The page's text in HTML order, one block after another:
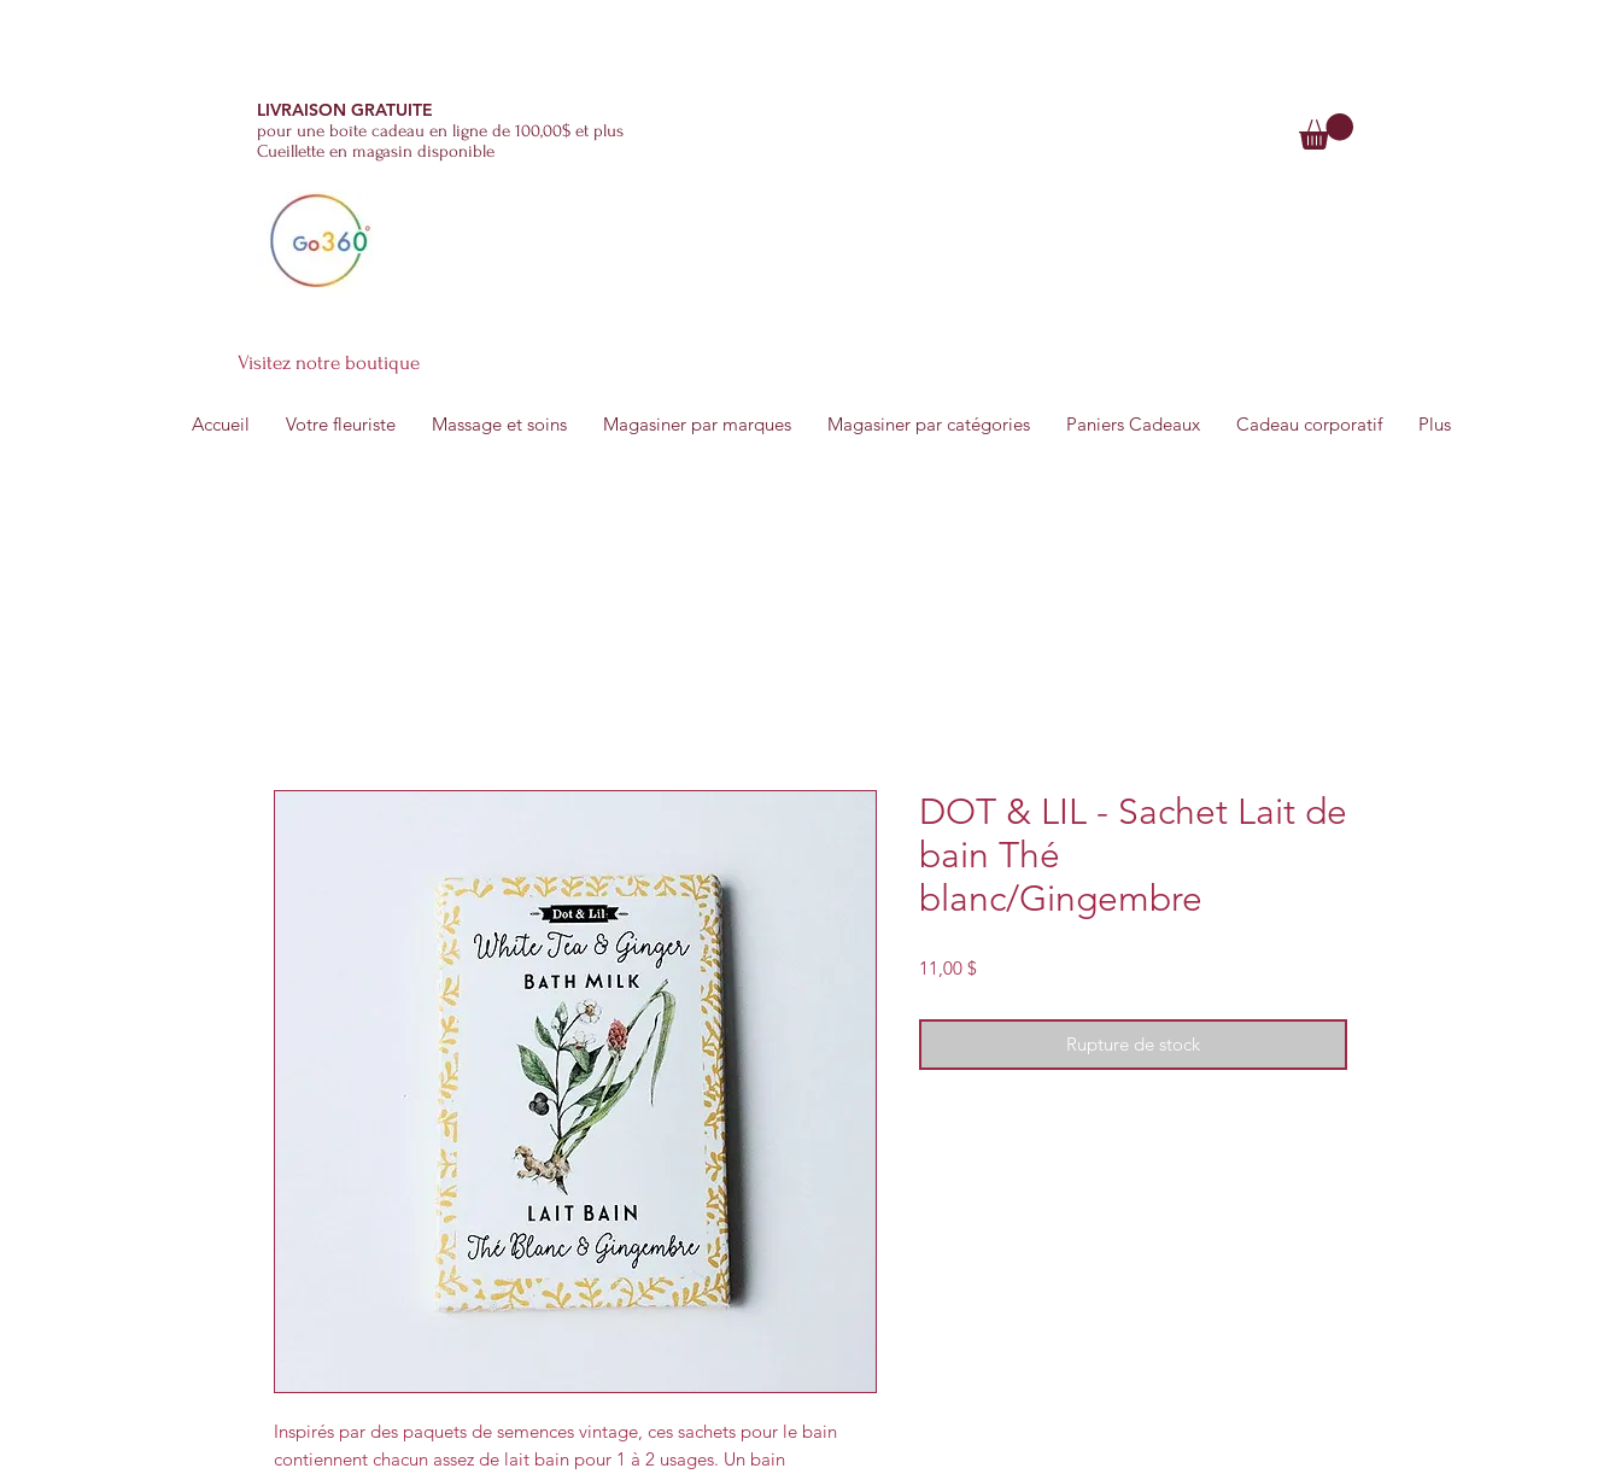
LIVRAISON GRATUITE
pour une boîte cadeau en ligne de 100,00$ et plus
Cueillette en magasin disponible
Visitez notre boutique
Accueil Votre fleuriste Massage et soins Magasiner par marques Magasiner par catégories Paniers Cadeaux Cadeau corporatif Plus
Inspirés par des paquets de semences vintage, ces sachets pour le bain
contiennent chacun assez de lait bain pour 1 à 2 usages. Un bain
DOT & LIL - Sachet Lait de
bain Thé
blanc/Gingembre
11,00 $
Rupture de stock